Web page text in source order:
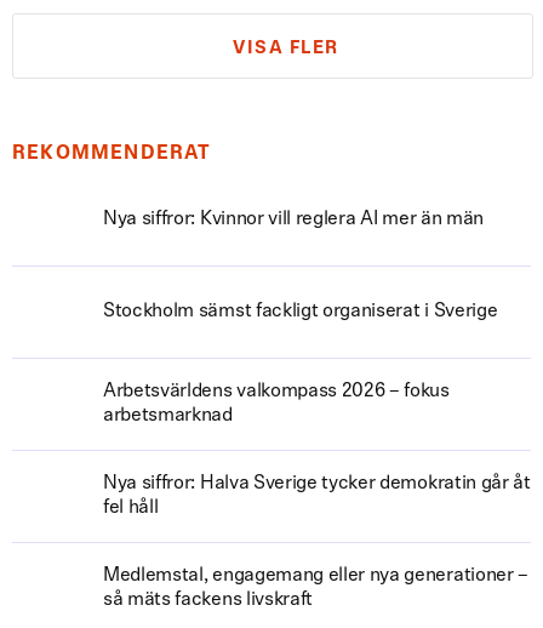
VISA FLER
REKOMMENDERAT
Nya siffror: Kvinnor vill reglera AI mer än män
Stockholm sämst fackligt organiserat i Sverige
Arbetsvärldens valkompass 2026 – fokus
arbetsmarknad
Nya siffror: Halva Sverige tycker demokratin går åt
fel håll
Medlemstal, engagemang eller nya generationer –
så mäts fackens livskraft